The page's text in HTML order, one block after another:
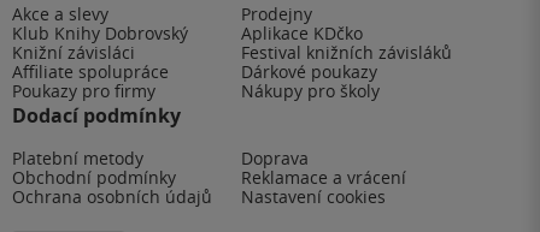
Akce a slevy
Prodejny
Klub Knihy Dobrovský
Aplikace KDčko
Knižní závisláci
Festival knižních závisláků
Affiliate spolupráce
Dárkové poukazy
Poukazy pro firmy
Nákupy pro školy
Dodací podmínky
Platební metody
Doprava
Obchodní podmínky
Reklamace a vrácení
Ochrana osobních údajů
Nastavení cookies